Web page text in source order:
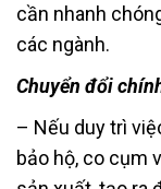
cần nhanh
các ngành.
Chuyển đổi
– Nếu duy trì
bảo hộ, co cụm